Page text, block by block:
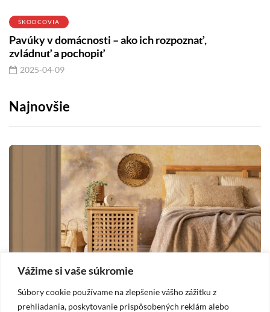
Vážime si vaše súkromie
Súbory cookie používame na zlepšenie vášho zážitku z
prehliadania, poskytovanie prispôsobených reklám alebo
ŠKODCOVIA
Pavúky v domácnosti – ako ich rozpoznať,
zvládnuť a pochopiť
2025-04-09
Najnovšie
DOM